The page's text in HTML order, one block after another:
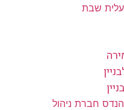
שבת
חברת ניהול